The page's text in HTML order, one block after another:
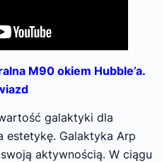
M90 okiem Hubble’a.
galaktyki dla
estetykę. Galaktyka Arp
aktywnością. W ciągu